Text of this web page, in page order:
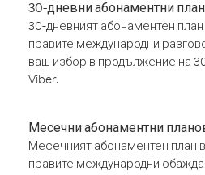
30-дневни абонаментни
30-дневният абонаментен
правите международни
ваш избор в продължение на
Viber.
Месечни абонаментни
Месечният абонаментен план
правите международни